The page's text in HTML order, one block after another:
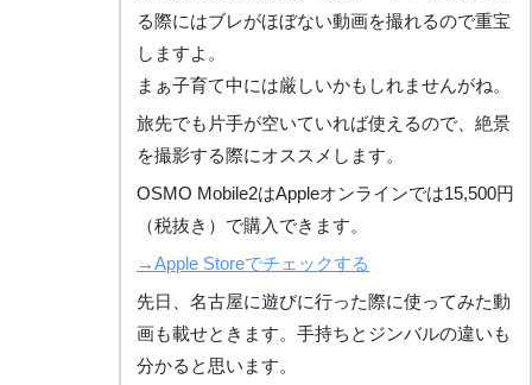
る際にはブレがほぼない動画を撮れるので重宝
しますよ。
まぁ子育て中には厳しいかもしれませんがね。
旅先でも片手が空いていれば使えるので、絶景
を撮影する際にオススメします。
OSMO Mobile2はAppleオンラインでは15,500円
（税抜き）で購入できます。
→Apple Storeでチェックする
先日、名古屋に遊びに行った際に使ってみた動
画も載せときます。手持ちとジンバルの違いも
分かると思います。